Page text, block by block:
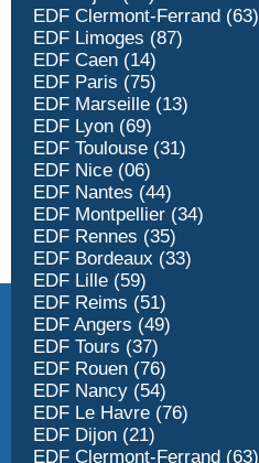
EDF Clermont-Ferrand (63)
EDF Limoges (87)
EDF Caen (14)
EDF Paris (75)
EDF Marseille (13)
EDF Lyon (69)
EDF Toulouse (31)
EDF Nice (06)
EDF Nantes (44)
EDF Montpellier (34)
EDF Rennes (35)
EDF Bordeaux (33)
EDF Lille (59)
EDF Reims (51)
EDF Angers (49)
EDF Tours (37)
EDF Rouen (76)
EDF Nancy (54)
EDF Le Havre (76)
EDF Dijon (21)
EDF Clermont-Ferrand (63)